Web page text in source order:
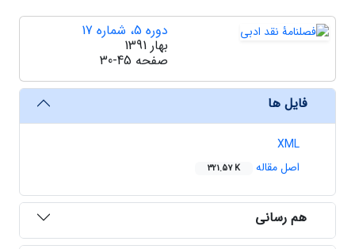
دوره 5، شماره 17
بهار 1391
صفحه 30-45
فایل ها
XML
اصل مقاله
321.57 K
هم رسانی